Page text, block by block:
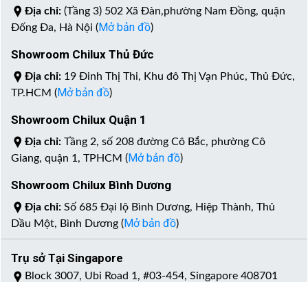
Địa chỉ: (Tầng 3) 502 Xã Đàn,phường Nam Đồng, quận
Đống Đa, Hà Nội (Mở bản đồ)
Showroom Chilux Thủ Đức
Địa chỉ: 19 Đinh Thị Thi, Khu đô Thị Vạn Phúc, Thủ Đức,
TP.HCM (Mở bản đồ)
Showroom Chilux Quận 1
Địa chỉ: Tầng 2, số 208 đường Cô Bắc, phường Cô
Giang, quận 1, TPHCM (Mở bản đồ)
Showroom Chilux Bình Dương
Địa chỉ: Số 685 Đại lộ Bình Dương, Hiệp Thành, Thủ
Dầu Một, Bình Dương (Mở bản đồ)
Trụ sở Tại Singapore
Block 3007, Ubi Road 1, #03-454, Singapore 408701